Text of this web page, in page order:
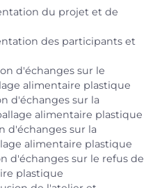
du projet et de
des participants et
d'échanges sur le
alimentaire plastique
d'échanges sur la
alimentaire plastique
d'échanges sur la
alimentaire plastique
d'échanges sur le refus de
plastique